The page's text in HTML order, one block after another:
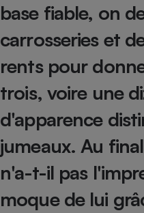
base fiable, on
carrosseries et
rents pour
trois, voire une
d'apparence
jumeaux. Au
n'a-t-il pas
moque de lui